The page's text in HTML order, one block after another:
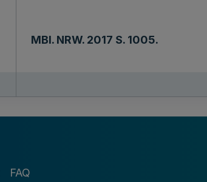
MBl. NRW. 2017 S. 1005.
FAQ